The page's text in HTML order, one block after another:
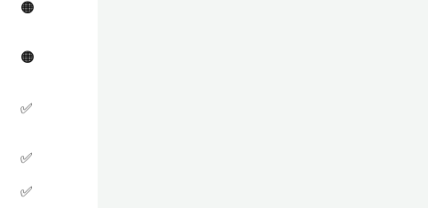
🟠
🟠
✅
✅
✅